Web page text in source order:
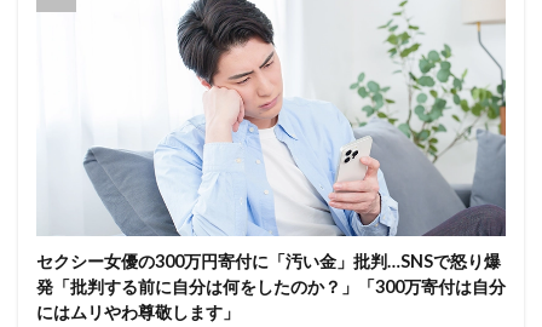
セクシー女優の300万円寄付に「汚い金」批判…SNSで怒り爆
発「批判する前に自分は何をしたのか？」「300万寄付は自分
にはムリやわ尊敬します」